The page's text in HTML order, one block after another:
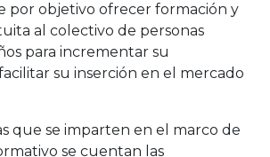
por objetivo ofrecer formación y
al colectivo de personas
para incrementar su
su inserción en el mercado
que se imparten en el marco de
se cuentan las